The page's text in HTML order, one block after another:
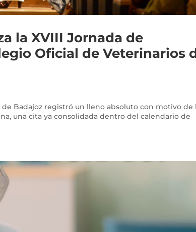
la XVIII Jornada de
Oficial de Veterinarios
Badajoz registró un lleno absoluto con motivo de
una cita ya consolidada dentro del calendario de